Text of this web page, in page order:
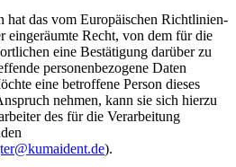
hat das vom Europäischen Richtlinien-
eingeräumte Recht, von dem für die
eine Bestätigung darüber zu
personenbezogene Daten
eine betroffene Person dieses
nehmen, kann sie sich hierzu
des für die Verarbeitung
).